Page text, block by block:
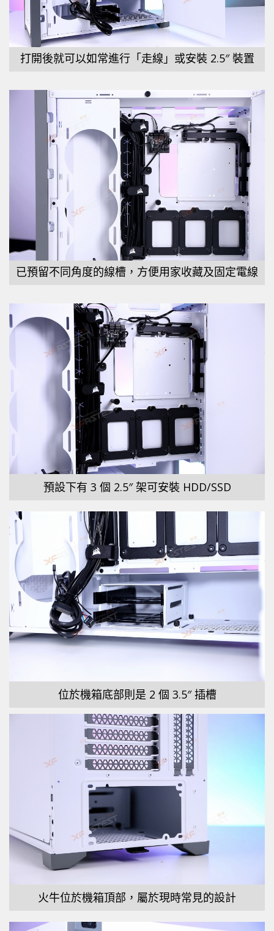
打開後就可以如常進行「走線」或安裝 2.5″ 裝置
已預留不同角度的線槽，方便用家收藏及固定電線
預設下有 3 個 2.5″ 架可安裝 HDD/SSD
位於機箱底部則是 2 個 3.5″ 插槽
火牛位於機箱頂部，屬於現時常見的設計